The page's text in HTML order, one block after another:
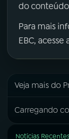
do
Para mais
EBC,
Veja mais do
Carregando
Notícias